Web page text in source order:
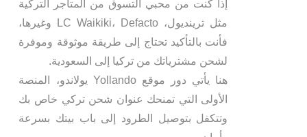
إذا كنت من محبي التسوق من المتاجر التركية
مثل ترينديول، LC Waikiki، Defacto وغيرها،
فأنت بالتأكيد تحتاج إلى طريقة موثوقة وموفرة
لشحن مشترياتك من تركيا إلى السعودية.
هنا يأتي دور موقع Yollando يولاندو، المنصة
الأولى التي تمنحك عنوان شحن تركي خاص بك
وتتكفل بتوصيل الطرود إلى باب بيتك بسرعة